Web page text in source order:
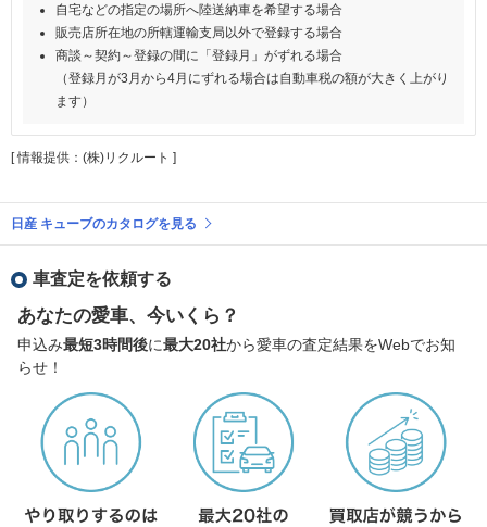
自宅などの指定の場所へ陸送納車を希望する場合
販売店所在地の所轄運輸支局以外で登録する場合
商談～契約～登録の間に「登録月」がずれる場合
（登録月が3月から4月にずれる場合は自動車税の額が大きく上がり
ます）
[ 情報提供：(株)リクルート ]
日産 キューブのカタログを見る
車査定を依頼する
あなたの愛車、今いくら？
申込み最短3時間後に最大20社から愛車の査定結果をWebでお知
らせ！